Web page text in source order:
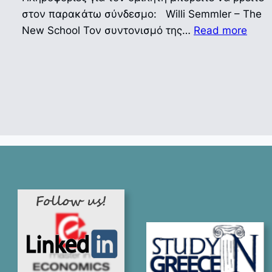
στον παρακάτω σύνδεσμο: Willi Semmler – The
New School Τον συντονισμό της… Read more
Willi
και
ώρα